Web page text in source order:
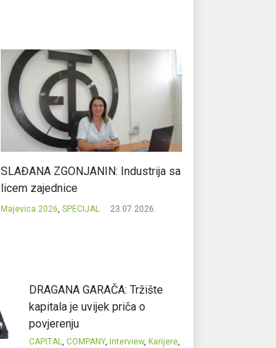
SLAĐANA ZGONJANIN: Industrija sa
licem zajednice
Majevica 2026, SPECIJAL 23.07.2026.
DRAGANA GARAČA: Tržište
kapitala je uvijek priča o
povjerenju
CAPITAL,COMPANY, Interview, Karijere,